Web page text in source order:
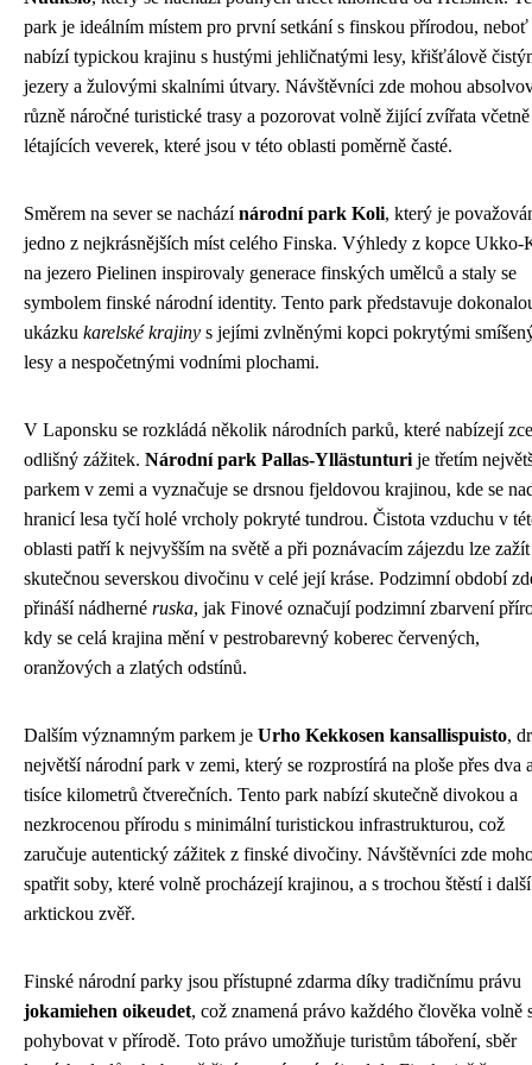
park je ideálním místem pro první setkání s finskou přírodou, neboť
nabízí typickou krajinu s hustými jehličnatými lesy, křišťálově
jezery a žulovými skalními útvary. Návštěvníci zde mohou
různě náročné turistické trasy a pozorovat volně žijící zvířata včetně
létajících veverek, které jsou v této oblasti poměrně časté.
Směrem na sever se nacházínárodní park Koli, který je
jedno z nejkrásnějších míst celého Finska. Výhledy z kopce Ukko-
na jezero Pielinen inspirovaly generace finských umělců a staly se
symbolem finské národní identity. Tento park představuje
ukázku karelské krajiny s jejími zvlněnými kopci pokrytými
lesy a nespočetnými vodními plochami.
V Laponsku se rozkládá několik národních parků, které nabízejí
odlišný zážitek. Národní park Pallas-Yllästunturi je třetím
parkem v zemi a vyznačuje se drsnou fjeldovou krajinou, kde se
hranicí lesa tyčí holé vrcholy pokryté tundrou. Čistota vzduchu v
oblasti patří k nejvyšším na světě a při poznávacím zájezdu lze zažít
skutečnou severskou divočinu v celé její kráse. Podzimní období
přináší nádherné ruska, jak Finové označují podzimní zbarvení
kdy se celá krajina mění v pestrobarevný koberec červených,
oranžových a zlatých odstínů.
Dalším významným parkem je Urho Kekkosen kansallispuisto,
největší národní park v zemi, který se rozprostírá na ploše přes dva
tisíce kilometrů čtverečních. Tento park nabízí skutečně divokou a
nezkrocenou přírodu s minimální turistickou infrastrukturou, což
zaručuje autentický zážitek z finské divočiny. Návštěvníci zde
spatřit soby, které volně procházejí krajinou, a s trochou štěstí i další
arktickou zvěř.
Finské národní parky jsou přístupné zdarma díky tradičnímu právu
jokamiehen oikeudet, což znamená právo každého člověka volně
pohybovat v přírodě. Toto právo umožňuje turistům táboření, sběr